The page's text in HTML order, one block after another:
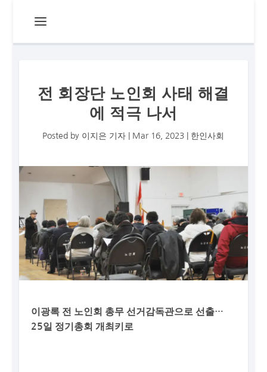
전 회장단 노인회 사태 해결
에 적극 나서
Posted by 이지은 기자 Mar 16, 2023 한인사회
이광록 전 노인회 총무 선거감독관으로 선출…
25일 정기총회 개최키로